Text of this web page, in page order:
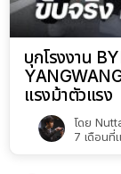
บุกโรงงาน
แรงม้าตัวแรง
โดย
7 เดือนที่